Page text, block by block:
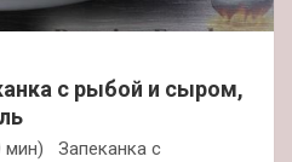
с рыбой и сыром,
мин) Запеканка с